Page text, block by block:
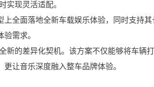
实现灵活适配。
全面落地全新车载娱乐体验，同时支持其
需求。
新的差异化契机。该方案不仅能够将车辆
让音乐深度融入整车品牌体验。